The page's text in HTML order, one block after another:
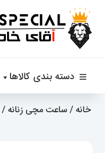
دسته بندی کالاها
خانه /ساعت مچی زنانه /